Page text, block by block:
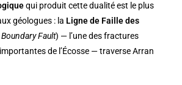
qui produit cette dualité est le plus
géologues : la Ligne de Faille des
Fault) — l’une des fractures
de l’Écosse — traverse Arran